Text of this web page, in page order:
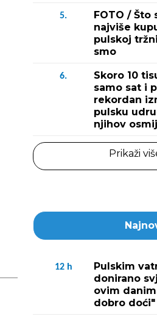
5.
FOTO / Što
najviše
pulskoj
smo
6.
Skoro 10
samo sat i
rekordan
pulsku
njihov
Prikaži
12 h
Pulskim
donirano
ovim
dobro doći"